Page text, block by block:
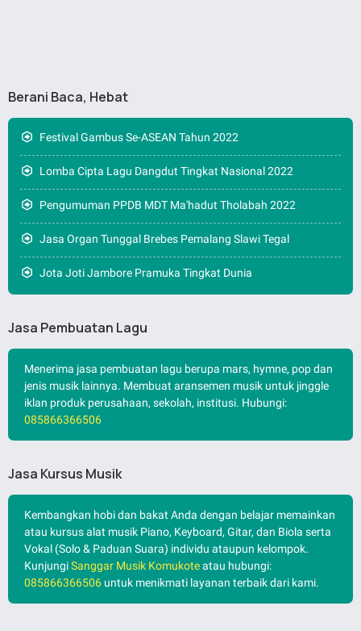
Berani Baca, Hebat
Festival Gambus Se-ASEAN Tahun 2022
Lomba Cipta Lagu Dangdut Tingkat Nasional 2022
Pengumuman PPDB MDT Ma'hadut Tholabah 2022
Jasa Organ Tunggal Brebes Pemalang Slawi Tegal
Jota Joti Jambore Pramuka Tingkat Dunia
Jasa Pembuatan Lagu
Menerima jasa pembuatan lagu berupa mars, hymne, pop dan
jenis musik lainnya. Membuat aransemen musik untuk jinggle
iklan produk perusahaan, sekolah, institusi. Hubungi:
085866366506
Jasa Kursus Musik
Kembangkan hobi dan bakat Anda dengan belajar memainkan
atau kursus alat musik Piano, Keyboard, Gitar, dan Biola serta
Vokal (Solo & Paduan Suara) individu ataupun kelompok.
KunjungiSanggar Musik Komukoteatau hubungi:
085866366506 untuk menikmati layanan terbaik dari kami.